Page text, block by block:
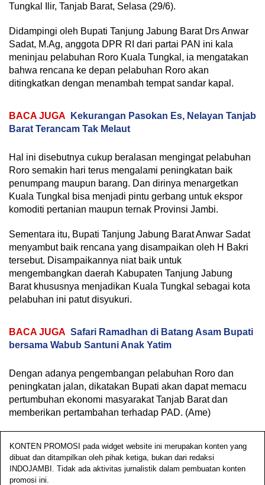
Tungkal Ilir, Tanjab Barat, Selasa (29/6).
Didampingi oleh Bupati Tanjung Jabung Barat Drs Anwar
Sadat, M.Ag, anggota DPR RI dari partai PAN ini kala
meninjau pelabuhan Roro Kuala Tungkal, ia mengatakan
bahwa rencana ke depan pelabuhan Roro akan
ditingkatkan dengan menambah tempat sandar kapal.
BACA JUGA
Kekurangan Pasokan Es, Nelayan Tanjab
Barat Terancam Tak Melaut
Hal ini disebutnya cukup beralasan mengingat pelabuhan
Roro semakin hari terus mengalami peningkatan baik
penumpang maupun barang. Dan dirinya menargetkan
Kuala Tungkal bisa menjadi pintu gerbang untuk ekspor
komoditi pertanian maupun ternak Provinsi Jambi.
Sementara itu, Bupati Tanjung Jabung Barat Anwar Sadat
menyambut baik rencana yang disampaikan oleh H Bakri
tersebut. Disampaikannya niat baik untuk
mengembangkan daerah Kabupaten Tanjung Jabung
Barat khususnya menjadikan Kuala Tungkal sebagai kota
pelabuhan ini patut disyukuri.
BACA JUGA Safari Ramadhan di Batang Asam Bupati
bersama Wabub Santuni Anak Yatim
Dengan adanya pengembangan pelabuhan Roro dan
peningkatan jalan, dikatakan Bupati akan dapat memacu
pertumbuhan ekonomi masyarakat Tanjab Barat dan
memberikan pertambahan terhadap PAD. (Ame)
KONTEN PROMOSI pada widget website ini merupakan konten yang
dibuat dan ditampilkan oleh pihak ketiga, bukan dari redaksi
INDOJAMBI. Tidak ada aktivitas jurnalistik dalam pembuatan konten
promosi ini.